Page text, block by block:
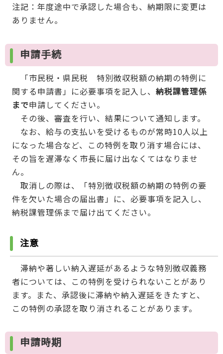
注記：年度途中で承認した場合も、納期限に変更は
ありません。
申請手続
「市民税・県民税 特別徴収税額の納期の特例に
関する申請書」に必要事項を記入し、 納税課管理係
まで申請してください。
その後、審査を行い、結果について通知します。
なお、給与の支払いを受けるものが常時10人以上
になった場合など、この特例を取り消す場合には、
その旨を遅滞なく市長に届け出なくてはなりませ
ん。
取消しの際は、「特別徴収税額の納期の特例の要
件を欠いた場合の届出書」に、必要事項を記入し、
納税課管理係まで届け出てください。
注意
滞納や著しい納入遅延があるような特別徴収義務
者については、この特例を受けられないことがあり
ます。また、承認後に滞納や納入遅延をきたすと、
この特例の承認を取り消されることがあります。
申請時期